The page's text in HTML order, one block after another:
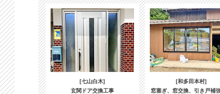
[七山白木]
玄関ドア交換工事
[和多田本村]
窓塞ぎ、窓交換、引き戸補